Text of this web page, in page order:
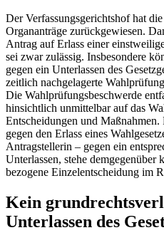
Der Verfassungsgerichtshof hat
Organanträge zurückgewiesen.
Antrag auf Erlass einer
sei zwar zulässig. Insbesondere
gegen ein Unterlassen des
zeitlich nachgelagerte
Die Wahlprüfungsbeschwerde
hinsichtlich unmittelbar auf das
Entscheidungen und
gegen den Erlass eines
Antragstellerin – gegen ein
Unterlassen, stehe demgegenüber
bezogene Einzelentscheidung im
Kein
Unterlassen des